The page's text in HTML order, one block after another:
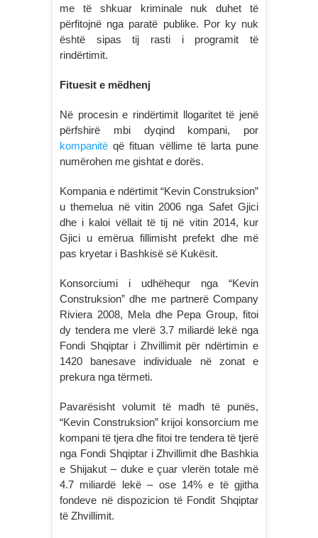
me të shkuar kriminale nuk duhet të
përfitojnë nga paratë publike. Por ky nuk
është sipas tij rasti i programit të
rindërtimit.
Fituesit e mëdhenj
Në procesin e rindërtimit llogaritet të jenë
përfshirë mbi dyqind kompani, por
kompanitëqë fituan vëllime të larta pune
numërohen me gishtat e dorës.
Kompania e ndërtimit “Kevin Construksion”
u themelua në vitin 2006 nga Safet Gjici
dhe i kaloi vëllait të tij në vitin 2014, kur
Gjici u emërua fillimisht prefekt dhe më
pas kryetar i Bashkisë së Kukësit.
Konsorciumi i udhëhequr nga “Kevin
Construksion” dhe me partnerë Company
Riviera 2008, Mela dhe Pepa Group, fitoi
dy tendera me vlerë 3.7 miliardë lekë nga
Fondi Shqiptar i Zhvillimit për ndërtimin e
1420 banesave individuale në zonat e
prekura nga tërmeti.
Pavarësisht volumit të madh të punës,
“Kevin Construksion” krijoi konsorcium me
kompani të tjera dhe fitoi tre tendera të tjerë
nga Fondi Shqiptar i Zhvillimit dhe Bashkia
e Shijakut – duke e çuar vlerën totale më
4.7 miliardë lekë – ose 14% e të gjitha
fondeve në dispozicion të Fondit Shqiptar
të Zhvillimit.